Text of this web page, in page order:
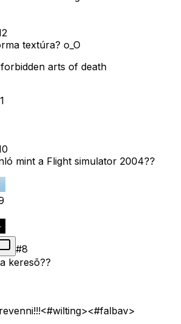
textúra? o_O
arts of death
mint a Flight simulator 2004??
#8
keresõ??
<#falbav>